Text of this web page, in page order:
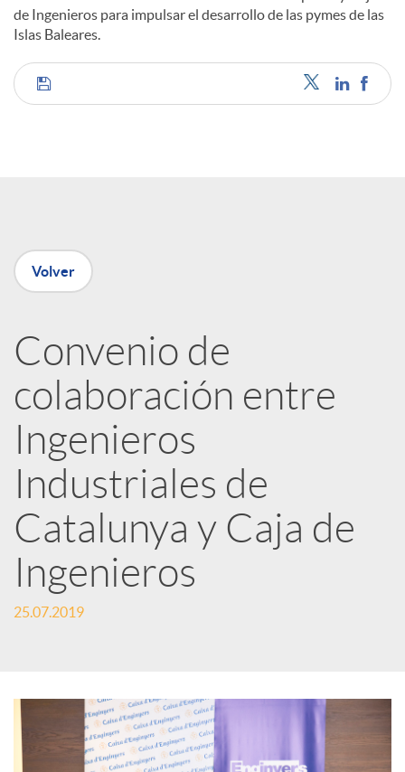
de Ingenieros para impulsar el desarrollo de las pymes de las
Islas Baleares.
C
p
a
r
t
i
r
e
n
R
Volver
Convenio de
colaboración entre
Ingenieros
Industriales de
Catalunya y Caja de
Ingenieros
25.07.2019